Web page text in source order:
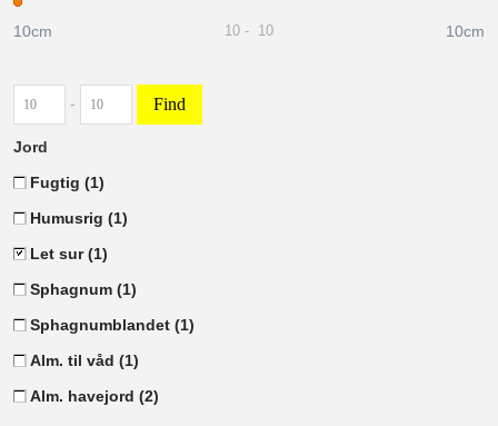
10cm 10cm
10 - 10
- Find
Jord
Fugtig (1)
Humusrig (1)
Let sur(1)
Sphagnum (1)
Sphagnumblandet (1)
Alm. til våd (1)
Alm. havejord (2)